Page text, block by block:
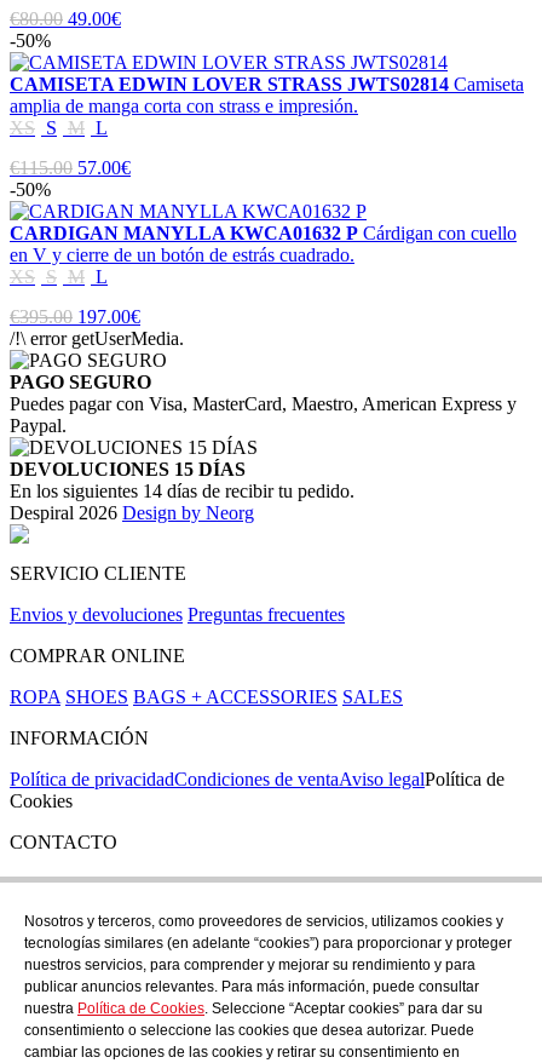
€80.00 49.00€
-50%
CAMISETA EDWIN LOVER STRASS JWTS02814 Camiseta
amplia de manga corta con strass e impresión.
XS S M L
€115.00 57.00€
-50%
CARDIGAN MANYLLA KWCA01632 P Cárdigan con cuello
en V y cierre de un botón de estrás cuadrado.
XS S M L
€395.00 197.00€
/!\ error getUserMedia.
PAGO SEGURO
Puedes pagar con Visa, MasterCard, Maestro, American Express y
Paypal.
DEVOLUCIONES 15 DÍAS
En los siguientes 14 días de recibir tu pedido.
Despiral 2026 Design by Neorg
SERVICIO CLIENTE
Envios y devoluciones Preguntas frecuentes
COMPRAR ONLINE
ROPA SHOES BAGS + ACCESSORIES SALES
INFORMACIÓN
Política de privacidadCondiciones de ventaAviso legalPolítica de
Cookies
CONTACTO
Si tienes cualquier duda puedes contactar con nosotros en nuestra
TEL: +34 972 21 30 04
EMAIL: despiral@despiral.com
SÍGUENOS EN
Instagram
Nosotros y terceros, como proveedores de servicios, utilizamos cookies y
tecnologías similares (en adelante “cookies”) para proporcionar y proteger
nuestros servicios, para comprender y mejorar su rendimiento y para
publicar anuncios relevantes. Para más información, puede consultar
nuestra Política de Cookies. Seleccione “Aceptar cookies” para dar su
consentimiento o seleccione las cookies que desea autorizar. Puede
cambiar las opciones de las cookies y retirar su consentimiento en